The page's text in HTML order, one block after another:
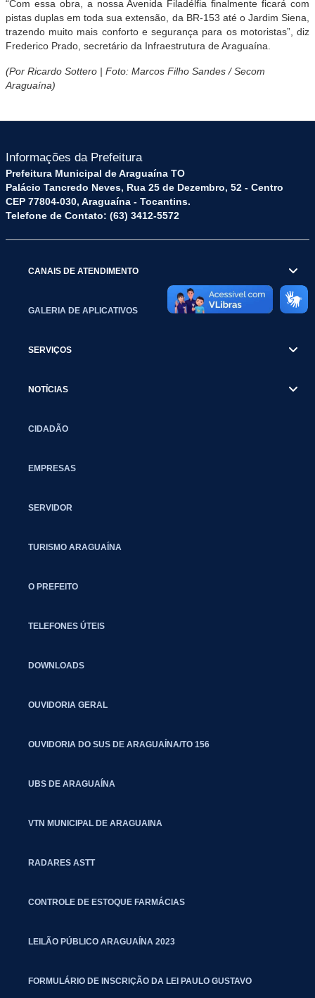
“Com essa obra, a nossa Avenida Filadélfia finalmente ficará com
pistas duplas em toda sua extensão, da BR-153 até o Jardim Siena,
trazendo muito mais conforto e segurança para os motoristas”, diz
Frederico Prado, secretário da Infraestrutura de Araguaína.
(Por Ricardo Sottero | Foto: Marcos Filho Sandes / Secom
Araguaína)
Informações da Prefeitura
Prefeitura Municipal de Araguaína TO
Palácio Tancredo Neves, Rua 25 de Dezembro, 52 - Centro
CEP 77804-030, Araguaína - Tocantins.
Telefone de Contato: (63) 3412-5572
CANAIS DE ATENDIMENTO
GALERIA DE APLICATIVOS
SERVIÇOS
NOTÍCIAS
CIDADÃO
EMPRESAS
SERVIDOR
TURISMO ARAGUAÍNA
O PREFEITO
TELEFONES ÚTEIS
DOWNLOADS
OUVIDORIA GERAL
OUVIDORIA DO SUS DE ARAGUAÍNA/TO 156
UBS DE ARAGUAÍNA
VTN MUNICIPAL DE ARAGUAINA
RADARES ASTT
CONTROLE DE ESTOQUE FARMÁCIAS
LEILÃO PÚBLICO ARAGUAÍNA 2023
FORMULÁRIO DE INSCRIÇÃO DA LEI PAULO GUSTAVO